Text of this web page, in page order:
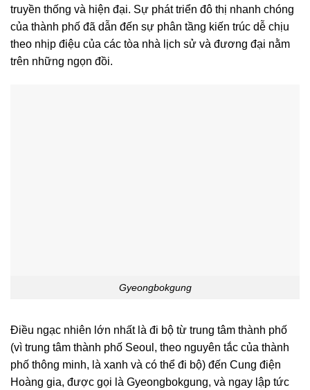
truyền thống và hiện đại. Sự phát triển đô thị nhanh chóng
của thành phố đã dẫn đến sự phân tầng kiến ​​trúc dễ chịu
theo nhịp điệu của các tòa nhà lịch sử và đương đại nằm
trên những ngọn đồi.
Gyeongbokgung
Điều ngạc nhiên lớn nhất là đi bộ từ trung tâm thành phố
(vì trung tâm thành phố Seoul, theo nguyên tắc của thành
phố thông minh, là xanh và có thể đi bộ) đến Cung điện
Hoàng gia, được gọi là Gyeongbokgung, và ngay lập tức